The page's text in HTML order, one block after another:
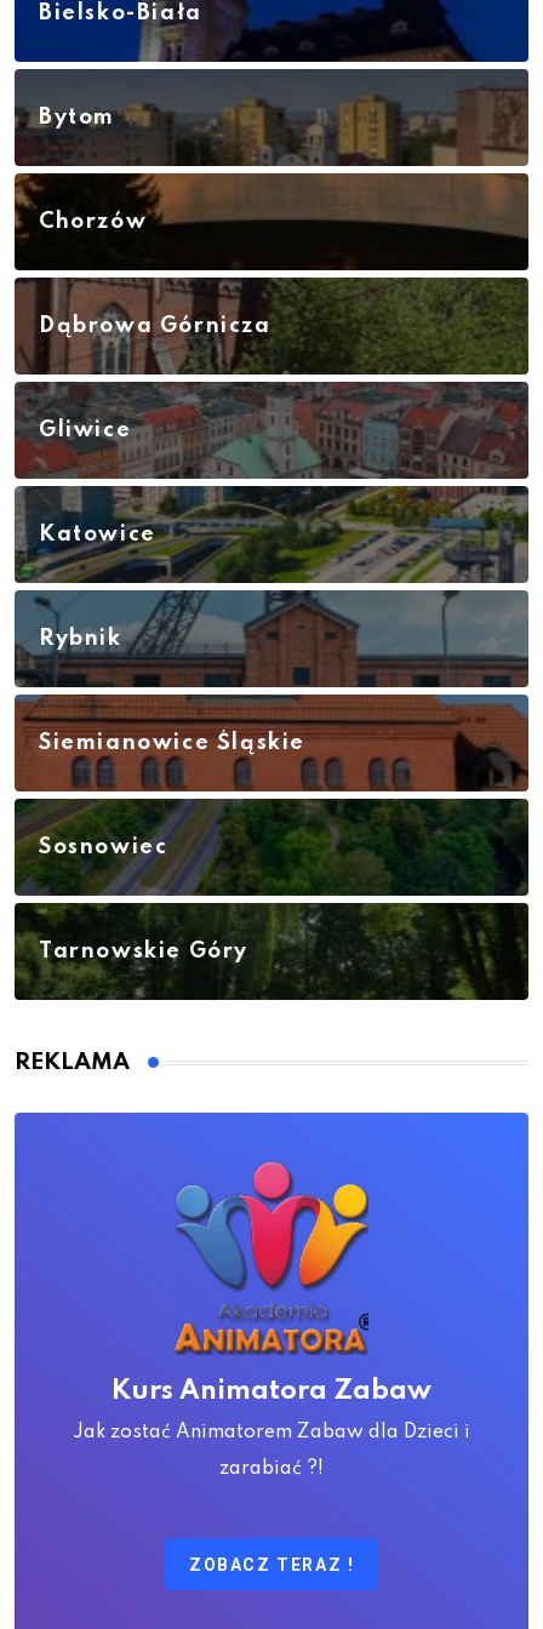
Bielsko-Biała
Bytom
Chorzów
Dąbrowa Górnicza
Gliwice
Katowice
Rybnik
Siemianowice Śląskie
Sosnowiec
Tarnowskie Góry
REKLAMA
Kurs Animatora Zabaw
Jak zostać Animatorem Zabaw dla Dzieci i
zarabiać ?!
ZOBACZ TERAZ !